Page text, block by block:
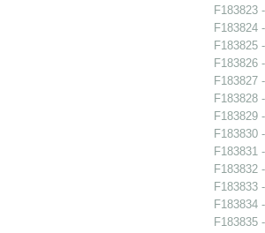
F183823
F183824
F183825
F183826
F183827
F183828
F183829
F183830
F183831
F183832
F183833
F183834
F183835